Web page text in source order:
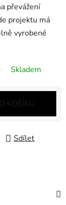
převážení
projektu má
vyrobené
Skladem
KOŠÍKU
Sdílet